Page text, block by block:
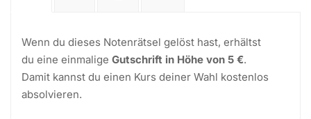
Wenn du dieses Notenrätsel gelöst hast, erhältst
du eine einmalige Gutschrift in Höhe von 5 €.
Damit kannst du einen Kurs deiner Wahl kostenlos
absolvieren.